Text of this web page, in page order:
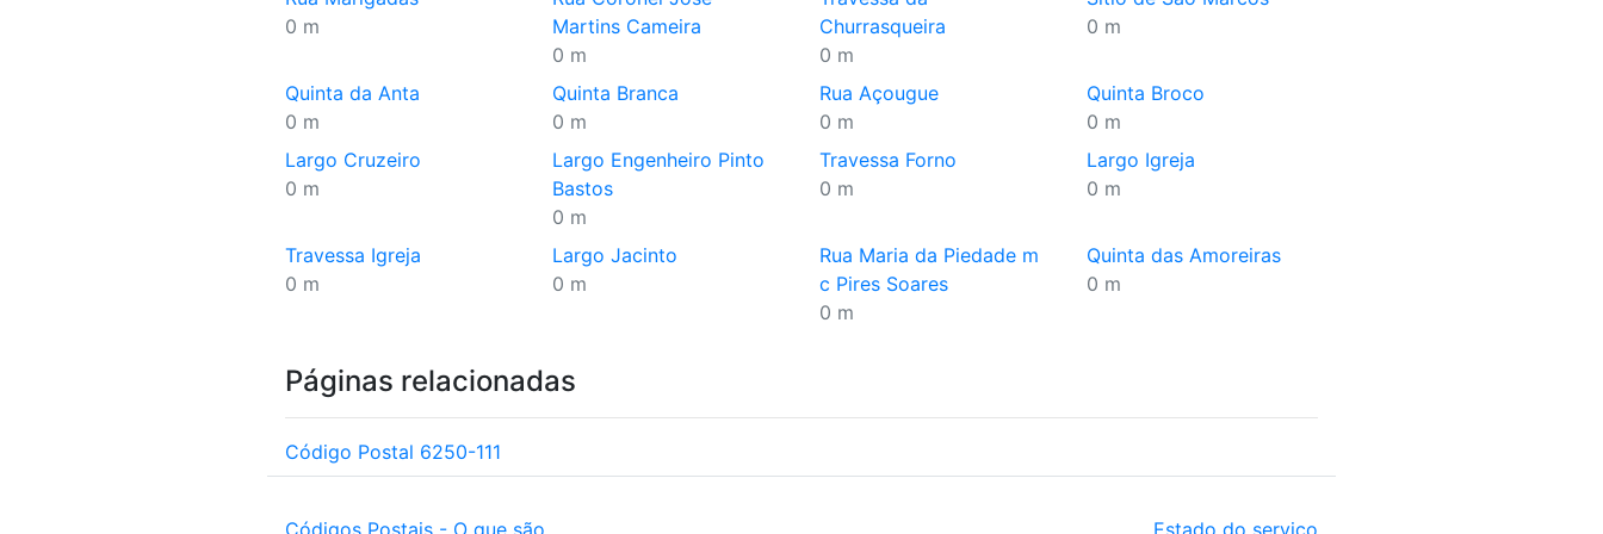
0 m
Martins Cameira
0 m
Churrasqueira
0 m
0 m
Quinta da Anta
0 m
Quinta Branca
0 m
Rua Açougue
0 m
Quinta Broco
0 m
Largo Cruzeiro
0 m
Largo Engenheiro Pinto
Bastos
0 m
Travessa Forno
0 m
Largo Igreja
0 m
Travessa Igreja
0 m
Largo Jacinto
0 m
Rua Maria da Piedade m
c Pires Soares
0 m
Quinta das Amoreiras
0 m
Páginas relacionadas
Código Postal 6250-111
Códigos Postais - O que são Estado do serviço